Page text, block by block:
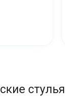
стулья